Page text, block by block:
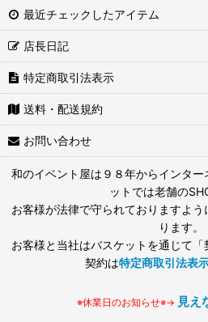
最近チェックしたアイテム
店長日記
特定商取引法表示
送料・配送規約
お問い合わせ
和のイベント屋は９８年からインタ
ットでは老舗の
お客様が法律で守られておりますよ
ります。
お客様と当社はバスケットを通じて「
契約は特定商取引法表
※休業日のお知らせ※→ 見え